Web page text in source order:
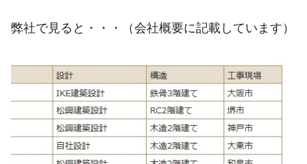
弊社で見ると・・・（会社概要に記載しています）